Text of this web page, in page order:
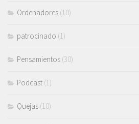
Ordenadores (10)
patrocinado (1)
Pensamientos (30)
Podcast (1)
Quejas (10)